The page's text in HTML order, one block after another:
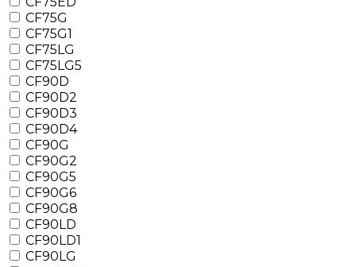
CF75G
CF75G1
CF75LG
CF75LG5
CF90D
CF90D2
CF90D3
CF90D4
CF90G
CF90G2
CF90G5
CF90G6
CF90G8
CF90LD
CF90LD1
CF90LG